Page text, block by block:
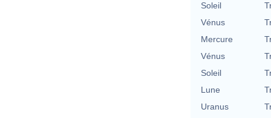
Soleil
Vénus
Mercure
Vénus
Soleil
Lune
Uranus